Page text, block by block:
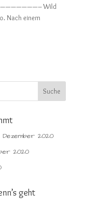
Wild
Nach einem
Dezember 2020
2020
geht